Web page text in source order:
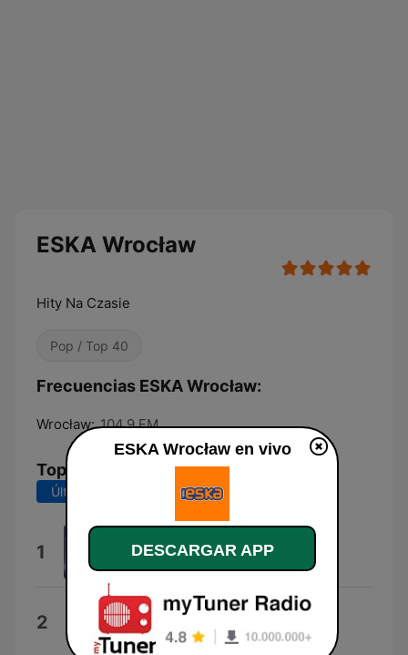
ESKA Wrocław
Hity Na Czasie
Pop / Top 40
Frecuencias ESKA Wrocław:
Wrocław: 104.9 FM
Top Canciones
Últimos 7 días Últimos 30 días
1 Dai Dai Dai
2 Ostatni Dzień Lata
Pejzaż
ESKA Wrocław en vivo
DESCARGAR APP